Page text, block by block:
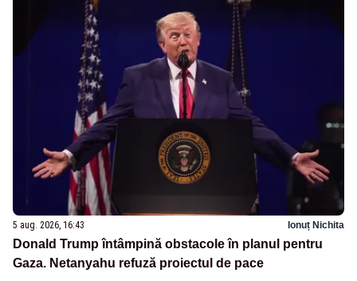
5 aug. 2026, 16:43 Ionuț Nichita
Donald Trump întâmpină obstacole în planul pentru
Gaza. Netanyahu refuză proiectul de pace